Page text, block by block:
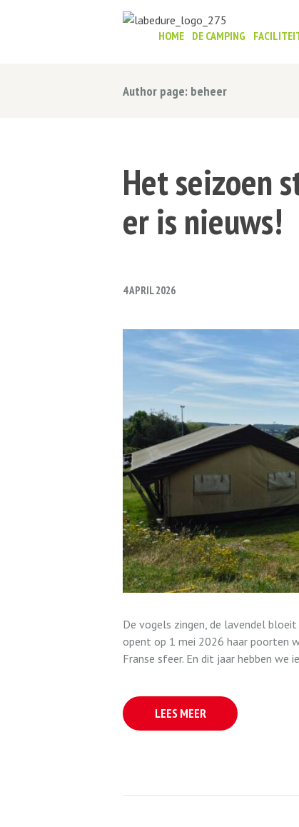
HOME DE CAMPING
Author page: beheer
Het seizoen
er is nieuws!
4 APRIL 2026
De vogels zingen, de lavendel
opent op 1 mei 2026 haar poorten
Franse sfeer. En dit jaar hebben we
LEES MEER